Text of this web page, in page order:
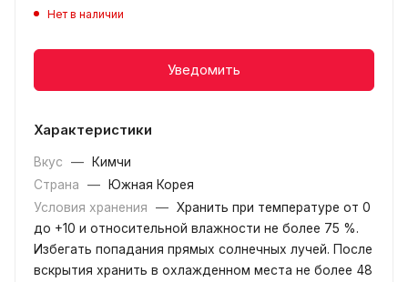
Нет в наличии
Уведомить
Характеристики
Вкус —
Кимчи
Страна
—
Южная Корея
Условия хранения
— Хранить при температуре от 0
до +10 и относительной влажности не более 75 %.
Избегать попадания прямых солнечных лучей. После
вскрытия хранить в охлажденном места не более 48